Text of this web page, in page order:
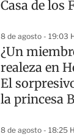
Casa de los
8 de agosto - 19:03
¿Un
realeza en
El
la princesa
8 de agosto - 18:25